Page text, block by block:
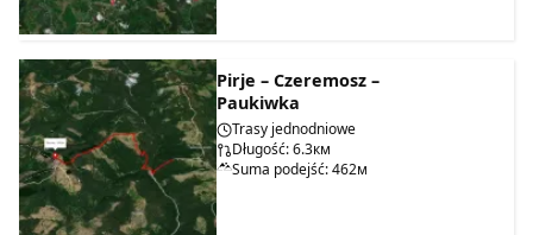
Pirje – Czeremosz –
Paukiwka
Trasy jednodniowe
Długość: 6.3км
Suma podejść: 462м